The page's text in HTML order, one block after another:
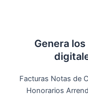
Genera
Facturas Notas de
Honorarios